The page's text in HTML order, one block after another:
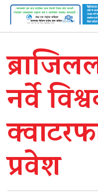
नर्वे
प्रवेश